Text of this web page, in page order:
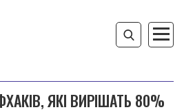
ЯКІ ВИРІШАТЬ 80%